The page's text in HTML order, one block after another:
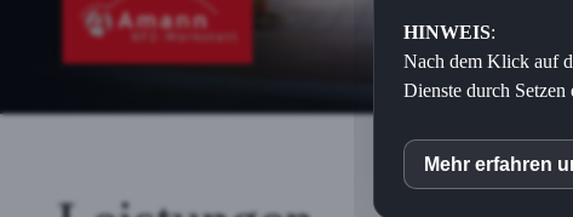
HINWEIS:
Nach dem Klick auf
Dienste durch Setzen
inCMS
Mehr erfahren